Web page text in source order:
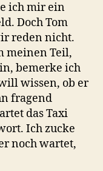
ich mir ein
Doch Tom
reden nicht.
meinen Teil,
bemerke ich
wissen, ob er
fragend
das Taxi
Ich zucke
noch wartet,